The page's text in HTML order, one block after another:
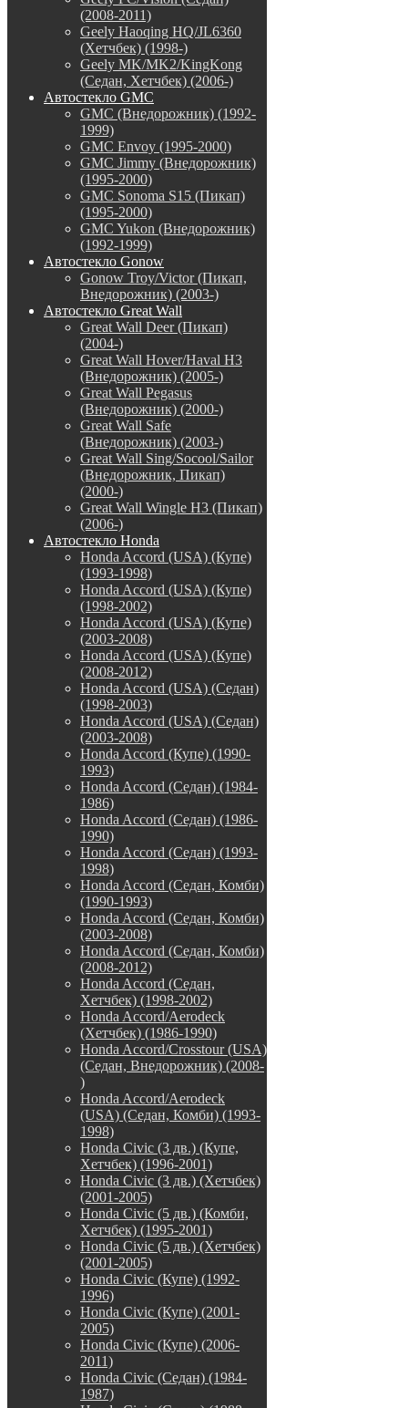
(2008-2011)
Geely Haoqing HQ/JL6360
(Хетчбек) (1998-)
Geely MK/MK2/KingKong
(Седан, Хетчбек) (2006-)
Автостекло GMC
GMC (Внедорожник) (1992-
1999)
GMC Envoy (1995-2000)
GMC Jimmy (Внедорожник)
(1995-2000)
GMC Sonoma S15 (Пикап)
(1995-2000)
GMC Yukon (Внедорожник)
(1992-1999)
Автостекло Gonow
Gonow Troy/Victor (Пикап,
Внедорожник) (2003-)
Автостекло Great Wall
Great Wall Deer (Пикап)
(2004-)
Great Wall Hover/Haval H3
(Внедорожник) (2005-)
Great Wall Pegasus
(Внедорожник) (2000-)
Great Wall Safe
(Внедорожник) (2003-)
Great Wall Sing/Socool/Sailor
(Внедорожник, Пикап)
(2000-)
Great Wall Wingle H3 (Пикап)
(2006-)
Автостекло Honda
Honda Accord (USA) (Купе)
(1993-1998)
Honda Accord (USA) (Купе)
(1998-2002)
Honda Accord (USA) (Купе)
(2003-2008)
Honda Accord (USA) (Купе)
(2008-2012)
Honda Accord (USA) (Седан)
(1998-2003)
Honda Accord (USA) (Седан)
(2003-2008)
Honda Accord (Купе) (1990-
1993)
Honda Accord (Седан) (1984-
1986)
Honda Accord (Седан) (1986-
1990)
Honda Accord (Седан) (1993-
1998)
Honda Accord (Седан, Комби)
(1990-1993)
Honda Accord (Седан, Комби)
(2003-2008)
Honda Accord (Седан, Комби)
(2008-2012)
Honda Accord (Седан,
Хетчбек) (1998-2002)
Honda Accord/Aerodeck
(Хетчбек) (1986-1990)
Honda Accord/Crosstour (USA)
(Седан, Внедорожник) (2008-
)
Honda Accord/Аerodeck
(USA) (Седан, Комби) (1993-
1998)
Honda Civic (3 дв.) (Купе,
Хетчбек) (1996-2001)
Honda Civic (3 дв.) (Хетчбек)
(2001-2005)
Honda Civic (5 дв.) (Комби,
Хетчбек) (1995-2001)
Honda Civic (5 дв.) (Хетчбек)
(2001-2005)
Honda Civic (Купе) (1992-
1996)
Honda Civic (Купе) (2001-
2005)
Honda Civic (Купе) (2006-
2011)
Honda Civic (Седан) (1984-
1987)